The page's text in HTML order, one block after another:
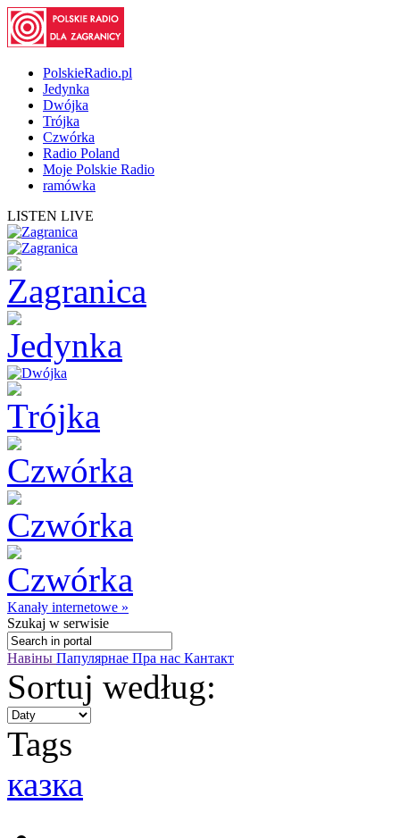
PolskieRadio.pl
Jedynka
Dwójka
Trójka
Czwórka
Radio Poland
Moje Polskie Radio
ramówka
LISTEN LIVE
Kanały internetowe »
Szukaj w serwisie
Навіны Папулярнае Пра нас Кантакт
Sortuj według:
Tags
казка